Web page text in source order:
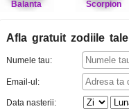
Balanta Scorpion
Afla gratuit zodiile tale
Numele tau:
Email-ul:
Data nasterii: